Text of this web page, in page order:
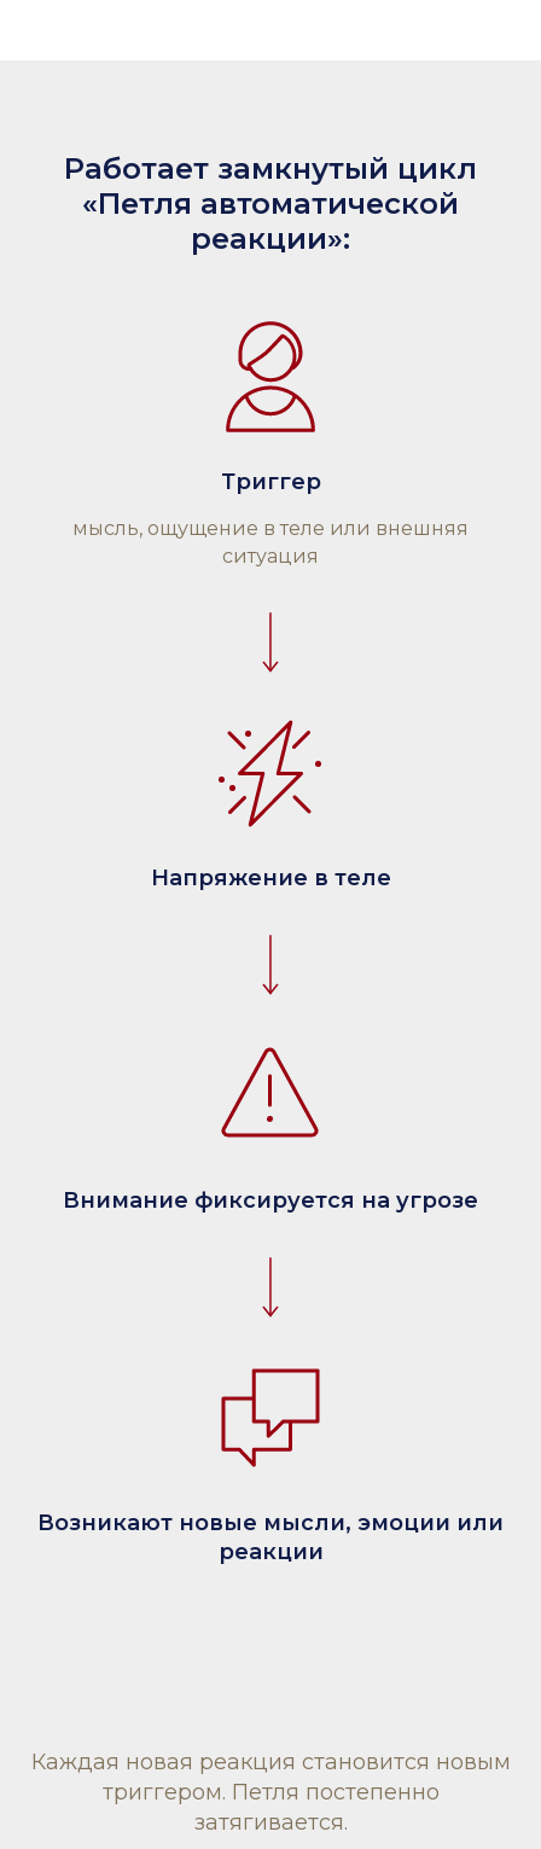
Работает замкнутый цикл
«Петля автоматической
реакции»:
Триггер
мысль, ощущение в теле или внешняя
ситуация
Напряжение в теле
Внимание фиксируется на угрозе
Возникают новые мысли, эмоции или
реакции
Каждая новая реакция становится новым
триггером. Петля постепенно
затягивается.